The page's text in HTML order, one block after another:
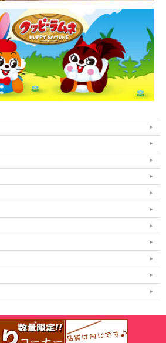
：スマートフォン｜ PC
(C) All Rights Reserved.